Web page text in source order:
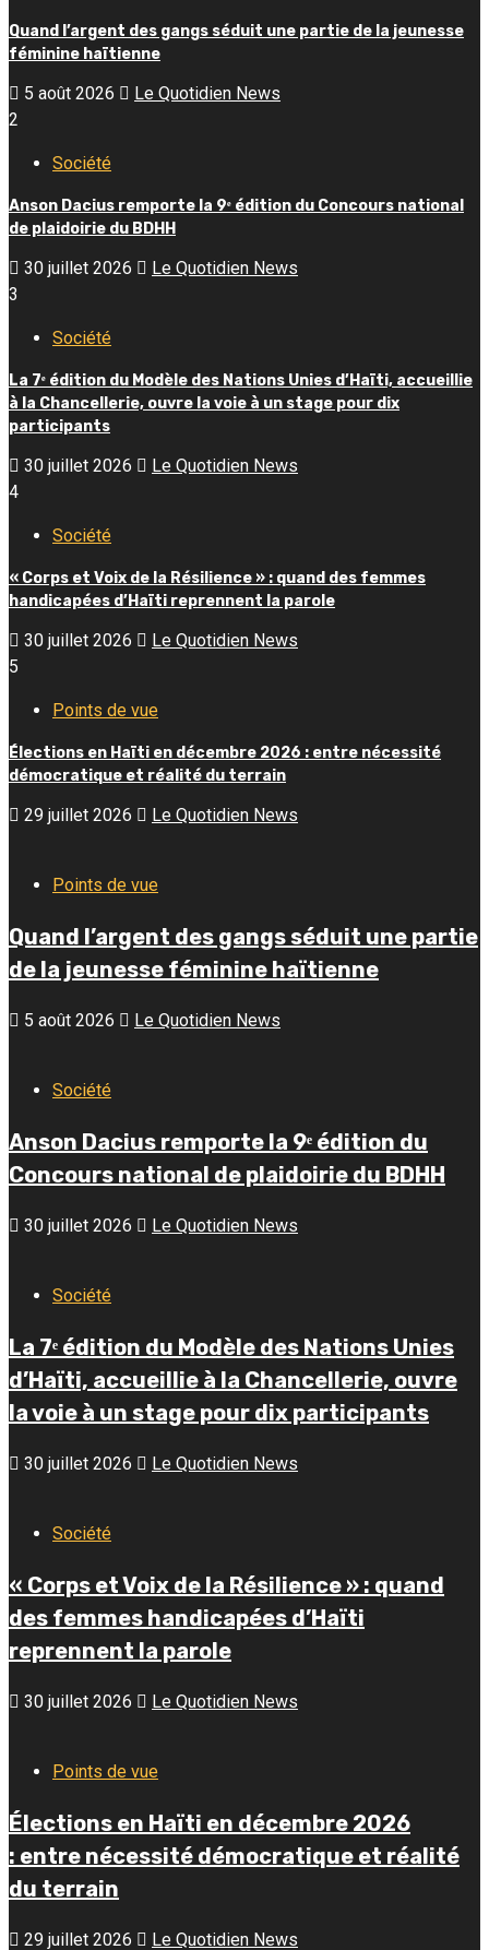
Quand l’argent des gangs séduit une partie de la jeunesse
féminine haïtienne
5 août 2026
Le Quotidien News
2
Société
Anson Dacius remporte la 9ᵉ édition du Concours national
de plaidoirie du BDHH
30 juillet 2026
Le Quotidien News
3
Société
La 7ᵉ édition du Modèle des Nations Unies d’Haïti, accueillie
à la Chancellerie, ouvre la voie à un stage pour dix
participants
30 juillet 2026
Le Quotidien News
4
Société
« Corps et Voix de la Résilience » : quand des femmes
handicapées d’Haïti reprennent la parole
30 juillet 2026
Le Quotidien News
5
Points de vue
Élections en Haïti en décembre 2026 : entre nécessité
démocratique et réalité du terrain
29 juillet 2026 Le Quotidien News
Points de vue
Quand l’argent des gangs séduit une partie
de la jeunesse féminine haïtienne
5 août 2026 Le Quotidien News
Société
Anson Dacius remporte la 9ᵉ édition du
Concours national de plaidoirie du BDHH
30 juillet 2026 Le Quotidien News
Société
La 7ᵉ édition du Modèle des Nations Unies
d’Haïti, accueillie à la Chancellerie, ouvre
la voie à un stage pour dix participants
30 juillet 2026 Le Quotidien News
Société
« Corps et Voix de la Résilience » : quand
des femmes handicapées d’Haïti
reprennent la parole
30 juillet 2026 Le Quotidien News
Points de vue
Élections en Haïti en décembre 2026
: entre nécessité démocratique et réalité
du terrain
29 juillet 2026 Le Quotidien News